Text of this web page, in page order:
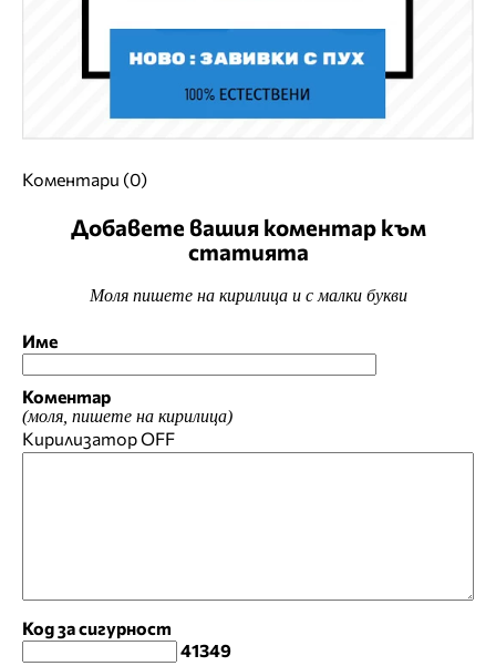
Коментари (0)
Добавете вашия коментар към
статията
Моля пишете на кирилица и с малки букви
Име
Коментар
(моля, пишете на кирилица)
КирилизаторOFF
Код за сигурност
41349